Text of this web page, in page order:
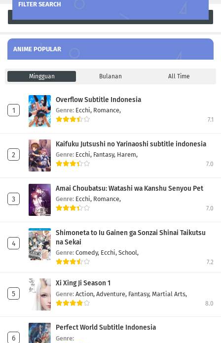
FILTER SEARCH
ANIME POPULAR
Mingguan Bulanan All Time
Overflow Subtitle Indonesia
Genre: Ecchi, Romance,
7.1
Kaifuku Jutsushi no Yarinaoshi subtitle indonesia
Genre: Ecchi, Fantasy, Harem,
7.0
Amai Choubatsu: Watashi wa Kanshu Senyou Pet
Genre: Ecchi, Romance,
7.0
Shimoneta to Iu Gainen ga Sonzai Shinai Taikutsu
na Sekai
Genre: Comedy, Ecchi, School,
7.2
Xi Xing Ji Season 1
Genre: Action, Adventure, Fantasy, Martial Arts,
8.0
Perfect World Subtitle Indonesia
Genre: